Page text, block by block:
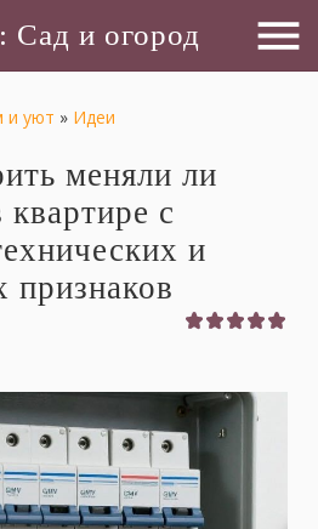
Сад и огород menu
и уют » Идеи
меняли ли
с
и
признаков